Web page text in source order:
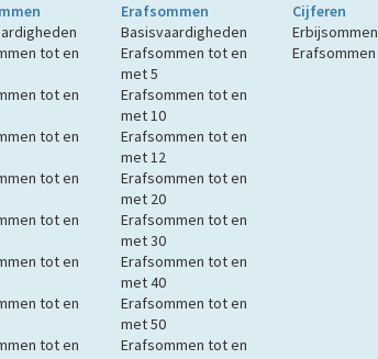
tot en
tot en
tot en
tot en
tot en
tot en
tot en
tot en
Erafsommen
Basisvaardigheden
Erafsommen tot en
met 5
Erafsommen tot en
met 10
Erafsommen tot en
met 12
Erafsommen tot en
met 20
Erafsommen tot en
met 30
Erafsommen tot en
met 40
Erafsommen tot en
met 50
Erafsommen tot en
Cijferen
Erbijsommen
Erafsommen